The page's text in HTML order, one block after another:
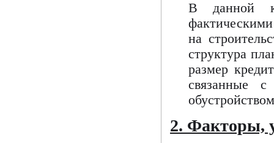
В данной
на
структура
размер
связанные
2. Факторы,